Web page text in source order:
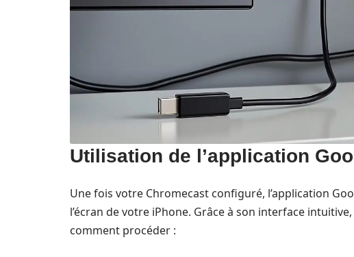
Utilisation de l’application
Une fois votre Chromecast configuré, l’application
l’écran de votre iPhone. Grâce à son interface
comment procéder :